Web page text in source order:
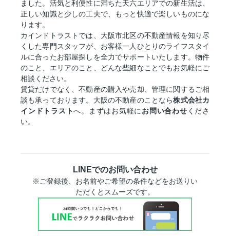
ました。活気と利便性に満ちた天六エリアでの新生活は、
正しい知識と少しの工夫で、もっと快適で楽しいものにな
ります。
カインドトラストでは、大阪市北区の不動産情報を知り尽
くした専門スタッフが、お客様一人ひとりのライフスタイ
ルに合ったお部屋探しを全力でサポートいたします。物件
のこと、エリアのこと、どんな些細なことでもお気軽にご
相談ください。
賃貸だけでなく、不動産の購入や売却、管理に関するご相
談も承っております。大阪の不動産のことなら株式会社カ
インドトラストへ。まずはお気軽にお問い合わせ くださ
い。
LINEでのお問い合わせ
※ご登録後、お名前やご希望の条件などをお送りい
ただくとスムーズです。